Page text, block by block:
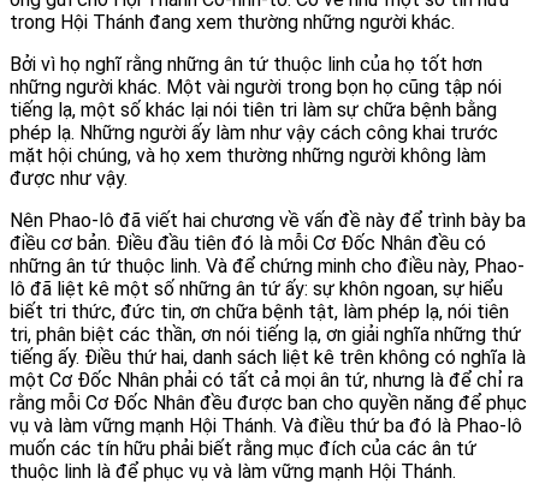
trong Hội Thánh đang xem thường những người khác.
Bởi vì họ nghĩ rằng những ân tứ thuộc linh của họ tốt hơn
những người khác. Một vài người trong bọn họ cũng tập nói
tiếng lạ, một số khác lại nói tiên tri làm sự chữa bệnh bằng
phép lạ. Những người ấy làm như vậy cách công khai trước
mặt hội chúng, và họ xem thường những người không làm
được như vậy.
Nên Phao-lô đã viết hai chương về vấn đề này để trình bày ba
điều cơ bản. Điều đầu tiên đó là mỗi Cơ Đốc Nhân đều có
những ân tứ thuộc linh. Và để chứng minh cho điều này, Phao-
lô đã liệt kê một số những ân tứ ấy: sự khôn ngoan, sự hiểu
biết tri thức, đức tin, ơn chữa bệnh tật, làm phép lạ, nói tiên
tri, phân biệt các thần, ơn nói tiếng lạ, ơn giải nghĩa những thứ
tiếng ấy. Điều thứ hai, danh sách liệt kê trên không có nghĩa là
một Cơ Đốc Nhân phải có tất cả mọi ân tứ, nhưng là để chỉ ra
rằng mỗi Cơ Đốc Nhân đều được ban cho quyền năng để phục
vụ và làm vững mạnh Hội Thánh. Và điều thứ ba đó là Phao-lô
muốn các tín hữu phải biết rằng mục đích của các ân tứ
thuộc linh là để phục vụ và làm vững mạnh Hội Thánh.